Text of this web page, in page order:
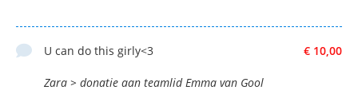
€ 10,00
U can do this girly<3
Zara > donatie aan teamlid Emma van Gool